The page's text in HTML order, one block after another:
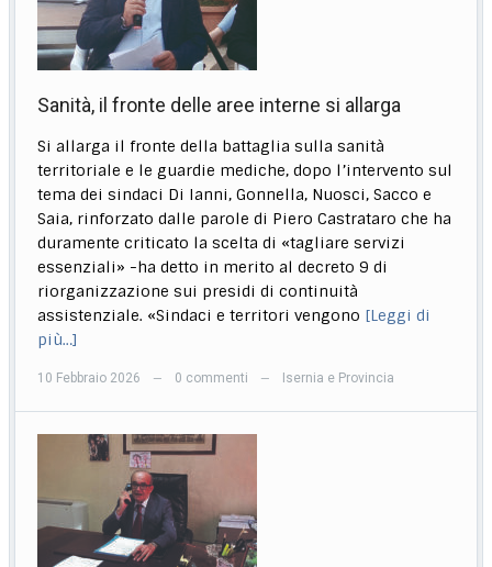
Sanità, il fronte delle aree interne si allarga
Si allarga il fronte della battaglia sulla sanità
territoriale e le guardie mediche, dopo l’intervento sul
tema dei sindaci Di Ianni, Gonnella, Nuosci, Sacco e
Saia, rinforzato dalle parole di Piero Castrataro che ha
duramente criticato la scelta di «tagliare servizi
essenziali» -ha detto in merito al decreto 9 di
riorganizzazione sui presidi di continuità
assistenziale. «Sindaci e territori vengono [Leggi di
più…]
10 Febbraio 2026 — 0 commenti — Isernia e Provincia